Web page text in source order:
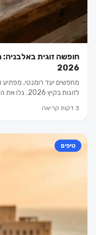
חופשה זוגית באלבניה:
2026
מחפשים יעד רומנטי, מפתיע
לזוגות בקיץ
3 דקות קריאה
טיפים